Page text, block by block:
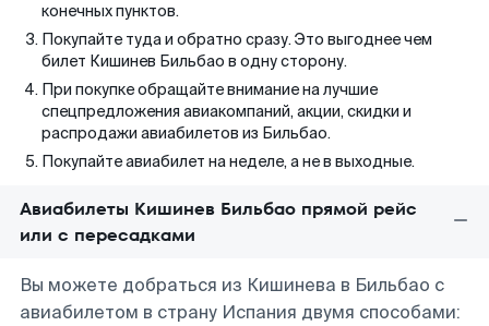
конечных пунктов.
Покупайте туда и обратно сразу. Это выгоднее чем
билет Кишинев Бильбао в одну сторону.
При покупке обращайте внимание на лучшие
спецпредложения авиакомпаний, акции, скидки и
распродажи авиабилетов из Бильбао.
Покупайте авиабилет на неделе, а не в выходные.
Авиабилеты Кишинев Бильбао прямой рейс
или с пересадками
Вы можете добраться из Кишинева в Бильбао с
авиабилетом в страну Испания двумя способами: